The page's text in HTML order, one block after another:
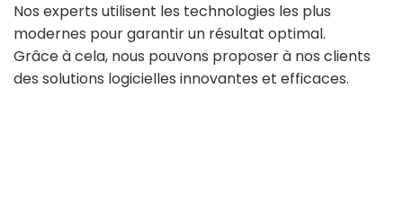
Nos experts utilisent les technologies les plus
modernes pour garantir un résultat optimal.
Grâce à cela, nous pouvons proposer à nos clients
des solutions logicielles innovantes et efficaces.